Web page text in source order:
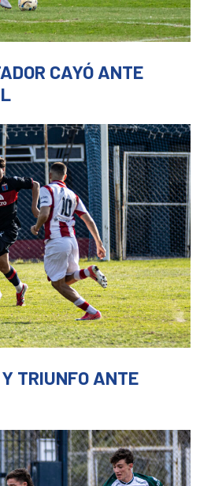
CAYÓ ANTE
TRIUNFO ANTE